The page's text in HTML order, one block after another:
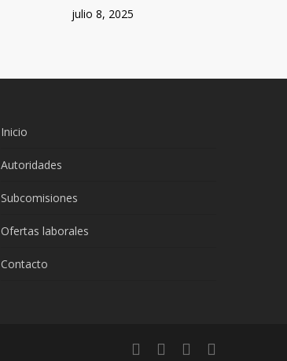
julio 8, 2025
Inicio
Autoridades
Subcomisiones
Ofertas laborales
Contacto
twitterfacebooklinkedininstagram